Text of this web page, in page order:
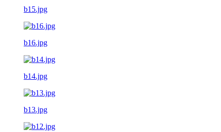
b15.jpg
b16.jpg
b14.jpg
b13.jpg